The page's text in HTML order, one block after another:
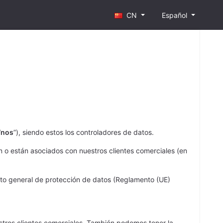
CN Español
nos”), siendo estos los controladores de datos.
están asociados con nuestros clientes comerciales (en
general de protección de datos (Reglamento (UE)